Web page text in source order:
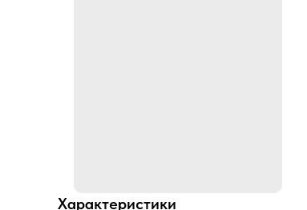
Характеристики